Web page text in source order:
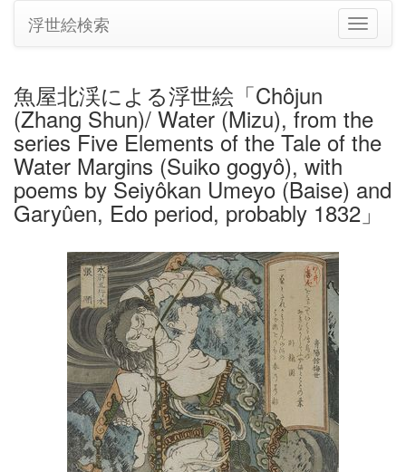
ナ
ビ
ョ
ン
の
り
替
え
浮世絵検索
魚屋北渓による浮世絵「Chôjun
(Zhang Shun)/ Water (Mizu), from the
series Five Elements of the Tale of the
Water Margins (Suiko gogyô), with
poems by Seiyôkan Umeyo (Baise) and
Garyûen, Edo period, probably 1832」